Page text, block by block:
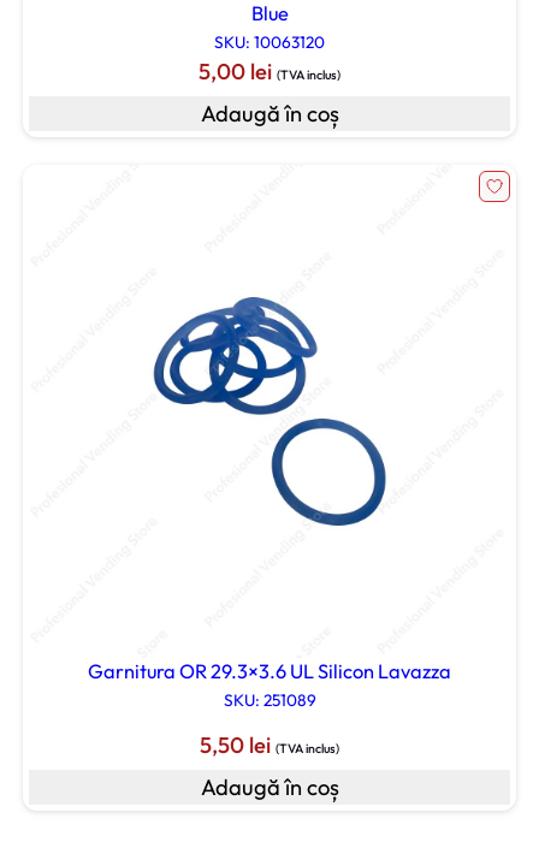
Blue
SKU: 10063120
5,00 lei (TVA inclus)
Adaugă în coș
Garnitura OR 29.3×3.6 UL Silicon Lavazza
SKU: 251089
5,50 lei (TVA inclus)
Adaugă în coș